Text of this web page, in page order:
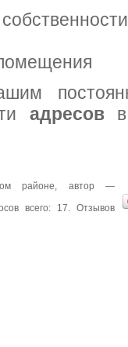
адресовв
районе, автор —
всего: 17. Отзывов